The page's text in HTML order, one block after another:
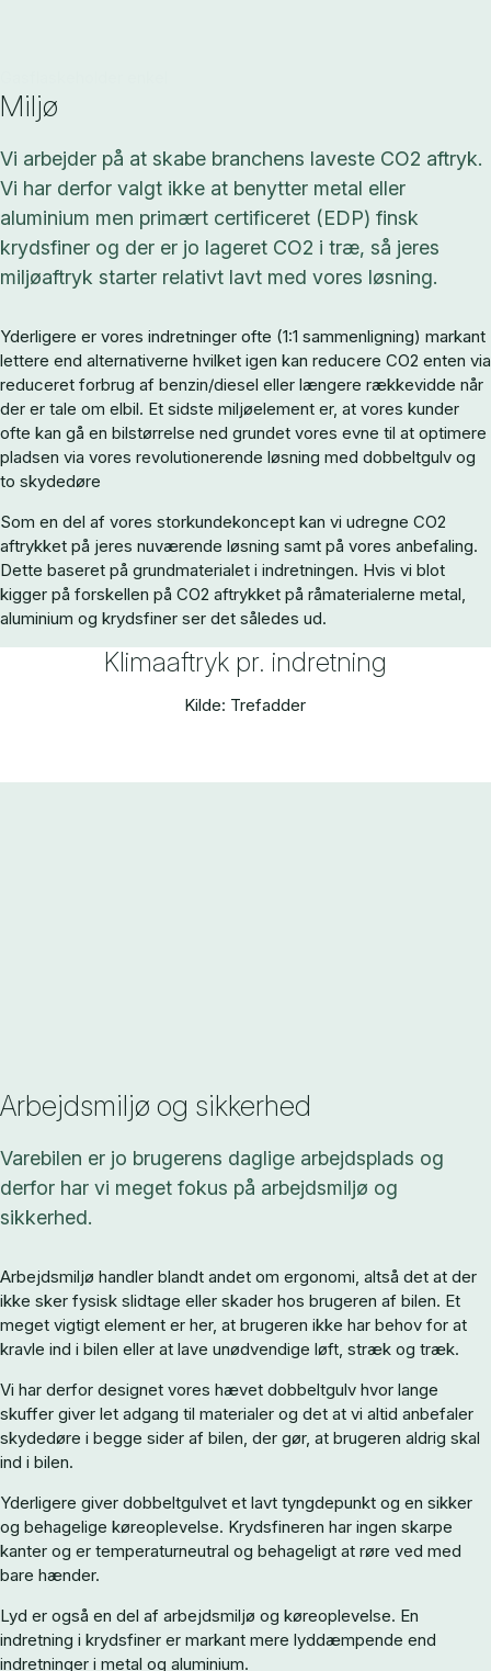
Miljø
Vi arbejder på at skabe branchens laveste CO2 aftryk.
Vi har derfor valgt ikke at benytter metal eller
aluminium men primært certificeret (EDP) finsk
krydsfiner og der er jo lageret CO2 i træ, så jeres
miljøaftryk starter relativt lavt med vores løsning.
Yderligere er vores indretninger ofte (1:1 sammenligning) markant
lettere end alternativerne hvilket igen kan reducere CO2 enten via
reduceret forbrug af benzin/diesel eller længere rækkevidde når
der er tale om elbil. Et sidste miljøelement er, at vores kunder
ofte kan gå en bilstørrelse ned grundet vores evne til at optimere
pladsen via vores revolutionerende løsning med dobbeltgulv og
to skydedøre
Som en del af vores storkundekoncept kan vi udregne CO2
aftrykket på jeres nuværende løsning samt på vores anbefaling.
Dette baseret på grundmaterialet i indretningen. Hvis vi blot
kigger på forskellen på CO2 aftrykket på råmaterialerne metal,
aluminium og krydsfiner ser det således ud.
Klimaaftryk pr. indretning
Kilde: Trefadder
Arbejdsmiljø og sikkerhed
Varebilen er jo brugerens daglige arbejdsplads og
derfor har vi meget fokus på arbejdsmiljø og
sikkerhed.
Arbejdsmiljø handler blandt andet om ergonomi, altså det at der
ikke sker fysisk slidtage eller skader hos brugeren af bilen. Et
meget vigtigt element er her, at brugeren ikke har behov for at
kravle ind i bilen eller at lave unødvendige løft, stræk og træk.
Vi har derfor designet vores hævet dobbeltgulv hvor lange
skuffer giver let adgang til materialer og det at vi altid anbefaler
skydedøre i begge sider af bilen, der gør, at brugeren aldrig skal
ind i bilen.
Yderligere giver dobbeltgulvet et lavt tyngdepunkt og en sikker
og behagelige køreoplevelse. Krydsfineren har ingen skarpe
kanter og er temperaturneutral og behageligt at røre ved med
bare hænder.
Lyd er også en del af arbejdsmiljø og køreoplevelse. En
indretning i krydsfiner er markant mere lyddæmpende end
indretninger i metal og aluminium.